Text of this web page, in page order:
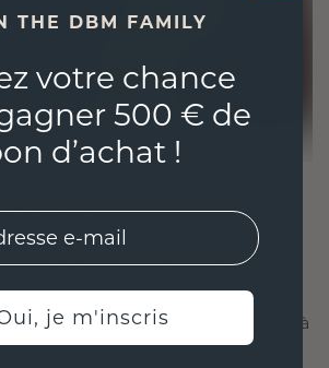
en matière de design est de
pièce étant conçue pour
du temps. Elle devient votre
et de moments chéris, destinée à
pour toujours.
THE DBM FAMILY
votre chance
500 € de
d’achat !
je m'inscris